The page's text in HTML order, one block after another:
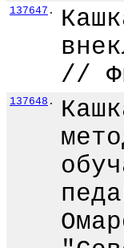
137647 .
//
137648 .